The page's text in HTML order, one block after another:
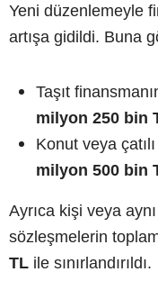
Yeni düzenlemeyle
artışa gidildi. Buna
Taşıt
milyon 250 bin
Konut veya
milyon 500 bin
Ayrıca kişi veya
sözleşmelerin
TL ile sınırlandırıldı.